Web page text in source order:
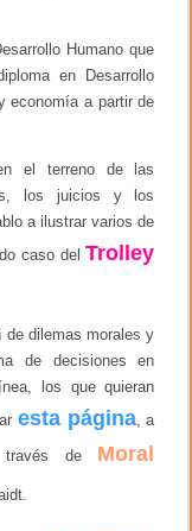
Humano que
en Desarrollo
economía a partir de
el terreno de las
los juicios y los
a ilustrar varios de
caso del Trolley
de dilemas morales y
de decisiones en
los que quieran
esta página, a
través de Moral